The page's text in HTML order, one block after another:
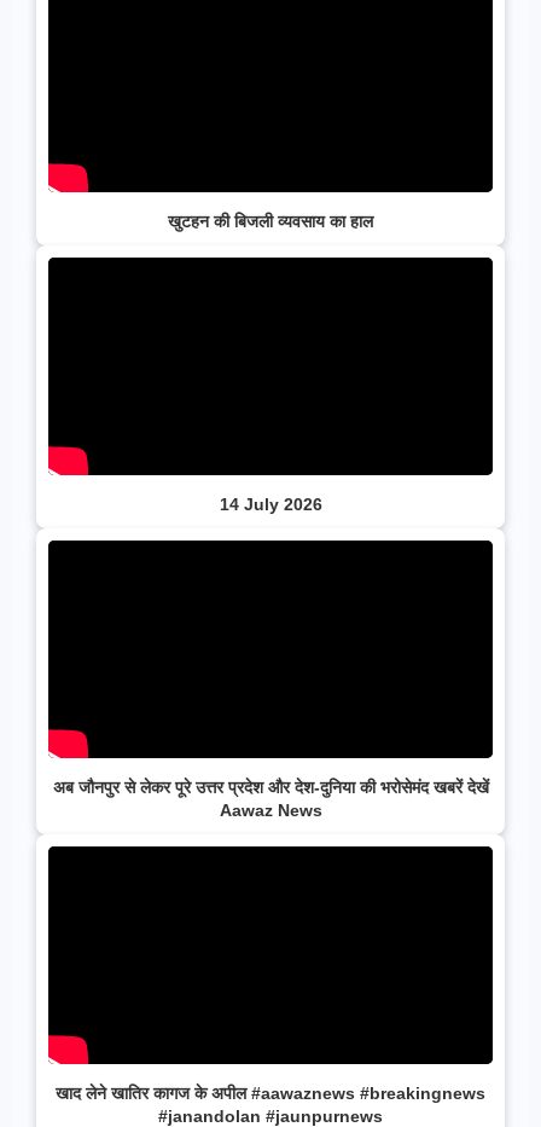
खुटहन की बिजली व्यवसाय का हाल
14 July 2026
अब जौनपुर से लेकर पूरे उत्तर प्रदेश और देश-दुनिया की भरोसेमंद खबरें देखें
Aawaz News
खाद लेने खातिर कागज के अपील #aawaznews #breakingnews
#janandolan #jaunpurnews